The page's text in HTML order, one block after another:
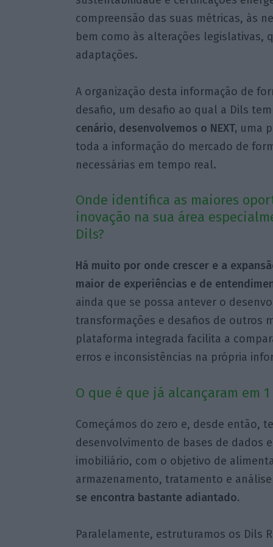
compreensão das suas métricas, às
bem como às alterações legislativas,
adaptações.
A organização desta informação de
desafio, um desafio ao qual a Dils
cenário, desenvolvemos o NEXT, uma
toda a informação do mercado de
necessárias em tempo real.
Onde identifica as maiores
inovação na sua área
Dils?
Há muito por onde crescer e a
maior de experiências e de
ainda que se possa antever o
transformações e desafios de outros
plataforma integrada facilita a
erros e inconsistências na própria
O que é que já alcançaram em 1
Começámos do zero e, desde então,
desenvolvimento de bases de dados
imobiliário, com o objetivo de
armazenamento, tratamento e
se encontra bastante adiantado.
Paralelamente, estruturamos os Dils